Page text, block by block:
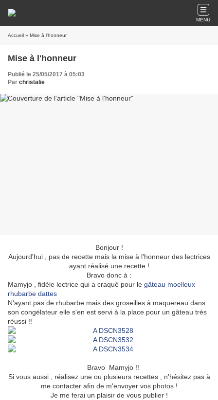
MENU
Accueil » Mise à l'honneur
Mise à l'honneur
Publié le 25/05/2017 à 05:03
Par christalie
Bonjour !
Aujourd'hui , pas de recette mais la mise à l'honneur des lectrices
ayant réalisé une recette !
Bravo donc à :
Mamyjo , fidèle lectrice qui a craqué pour le gâteau moelleux
rhubarbe dattes
N'ayant pas de rhubarbe mais des groseilles à maquereau dans
son congélateur elle s'en est servi à la place pour un gâteau très
réussi !!
Bravo Mamyjo !!
Si vous aussi , réalisez une ou plusieurs recettes , n'hésitez pas à
me contacter afin de m'envoyer vos photos !
Je me ferai un plaisir de vous publier !